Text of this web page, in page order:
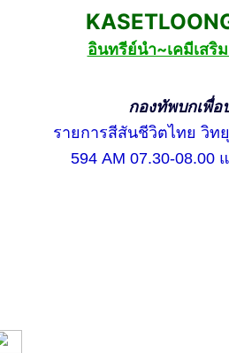
อินทรีย์นำ~เคมีเสริ
กองทัพบกเพื่อปร
รายการสีสันชีวิตไทย วิทยุ
594 AM 07.30-08.00 แ